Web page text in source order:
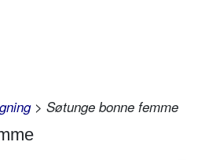
> Søtunge bonne femme